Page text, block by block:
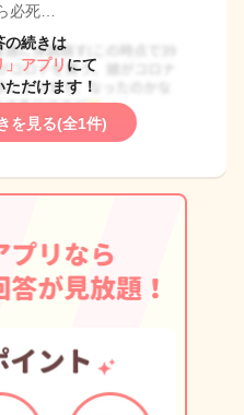
必死…
の続きは
アプリ にて
ただけます！
を見る(全1件)